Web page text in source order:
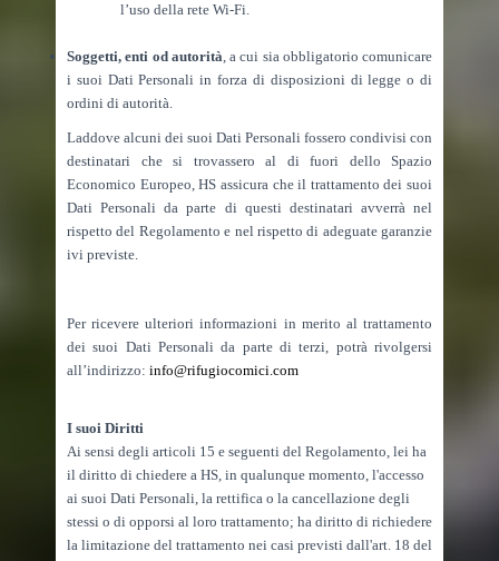
l’uso della rete Wi-Fi.
Soggetti, enti od autorità, a cui sia obbligatorio comunicare
i suoi Dati Personali in forza di disposizioni di legge o di
ordini di autorità.
Laddove alcuni dei suoi Dati Personali fossero condivisi con
destinatari che si trovassero al di fuori dello Spazio
Economico Europeo, HS assicura che il trattamento dei suoi
Dati Personali da parte di questi destinatari avverrà nel
rispetto del Regolamento e nel rispetto di adeguate garanzie
ivi previste.
Per ricevere ulteriori informazioni in merito al trattamento
dei suoi Dati Personali da parte di terzi, potrà rivolgersi
all’indirizzo: info@rifugiocomici.com
I suoi Diritti
Ai sensi degli articoli 15 e seguenti del Regolamento, lei ha
il diritto di chiedere a HS, in qualunque momento, l'accesso
ai suoi Dati Personali, la rettifica o la cancellazione degli
stessi o di opporsi al loro trattamento; ha diritto di richiedere
la limitazione del trattamento nei casi previsti dall'art. 18 del